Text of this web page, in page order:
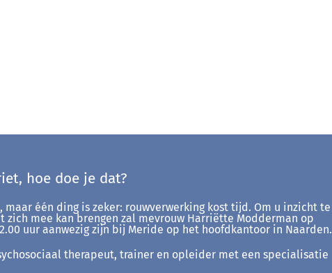
hoe doe je dat?
één ding is zeker: rouwverwerking kost tijd. Om u inzicht te
zich mee kan brengen zal mevrouw Harriëtte Modderman op
uur aanwezig zijn bij Meride op het hoofdkantoor in Naarden.
therapeut, trainer en opleider met een specialisatie